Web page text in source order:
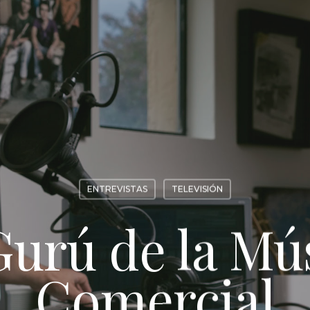
ENTREVISTAS TELEVISIÓN
de la